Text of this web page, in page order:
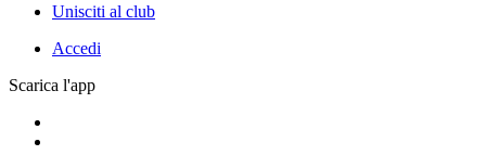
Unisciti al club
Accedi
Scarica l'app